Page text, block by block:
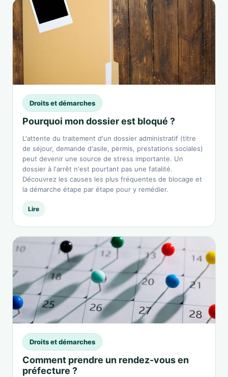
Droits et démarches
Pourquoi mon dossier est bloqué ?
L'attente du traitement d'un dossier administratif (titre
de séjour, demande d'asile, permis, prestations sociales)
peut devenir une source de stress importante. Un
dossier à l'arrêt n'est pourtant pas une fatalité.
Découvrez les causes les plus fréquentes de blocage et
la démarche étape par étape pour y remédier.
Lire
Droits et démarches
Comment prendre un rendez-vous en
préfecture ?